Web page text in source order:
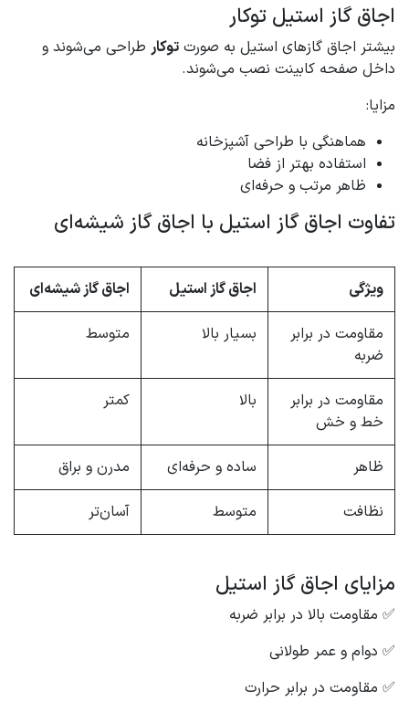
اجاق گاز استیل توکار
بیشتر اجاق گازهای استیل به صورت توکار طراحی می‌شوند و
داخل صفحه کابینت نصب می‌شوند.
مزایا:
هماهنگی با طراحی آشپزخانه
استفاده بهتر از فضا
ظاهر مرتب و حرفه‌ای
تفاوت اجاق گاز استیل با اجاق گاز شیشه‌ای
ویژگی اجاق گاز استیل اجاق گاز شیشه‌ای
مقاومت در برابر
ضربه
بسیار بالا متوسط
مقاومت در برابر
خط و خش
بالا کمتر
ظاهر ساده و حرفه‌ای مدرن و براق
نظافت متوسط آسان‌تر
مزایای اجاق گاز استیل
✅ مقاومت بالا در برابر ضربه
✅ دوام و عمر طولانی
✅ مقاومت در برابر حرارت